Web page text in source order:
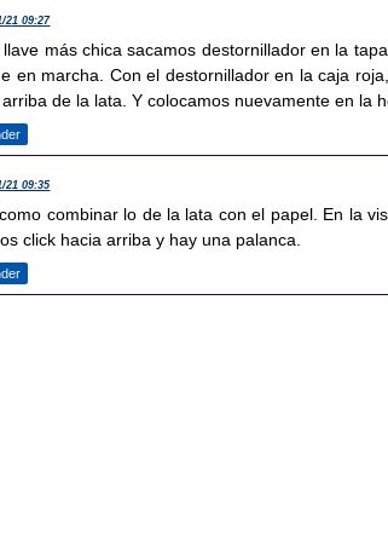
21 09:27
más chica sacamos destornillador en la
en marcha. Con el destornillador en la caja
de la lata. Y colocamos nuevamente en la
21 09:35
combinar lo de la lata con el papel. En la
click hacia arriba y hay una palanca.